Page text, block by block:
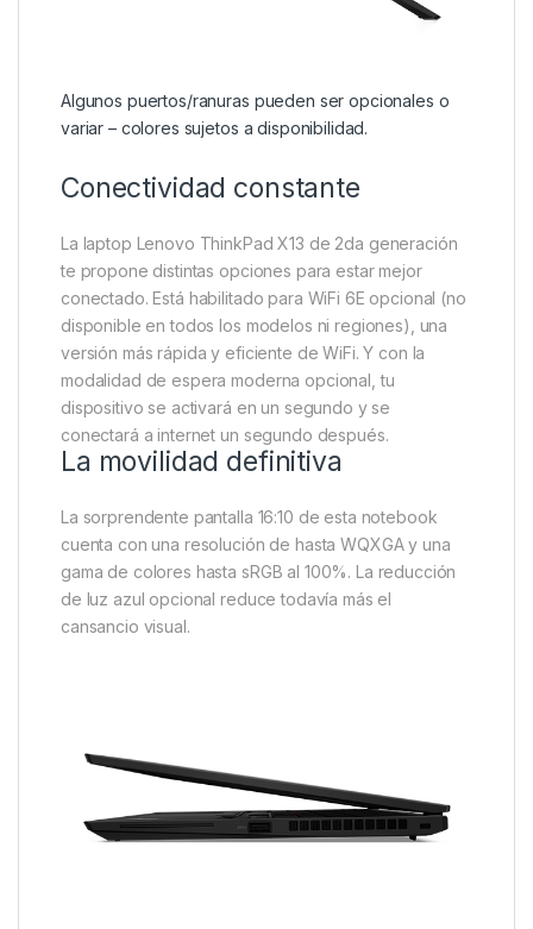
Algunos puertos/ranuras pueden ser opcionales o
variar – colores sujetos a disponibilidad.
Conectividad constante
La laptop Lenovo ThinkPad X13 de 2da generación
te propone distintas opciones para estar mejor
conectado. Está habilitado para WiFi 6E opcional (no
disponible en todos los modelos ni regiones), una
versión más rápida y eficiente de WiFi. Y con la
modalidad de espera moderna opcional, tu
dispositivo se activará en un segundo y se
conectará a internet un segundo después.
La movilidad definitiva
La sorprendente pantalla 16:10 de esta notebook
cuenta con una resolución de hasta WQXGA y una
gama de colores hasta sRGB al 100%. La reducción
de luz azul opcional reduce todavía más el
cansancio visual.